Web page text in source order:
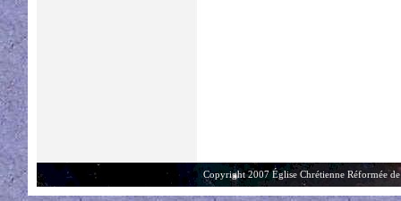
Copyright 2007 Église Chrétienne Réformée